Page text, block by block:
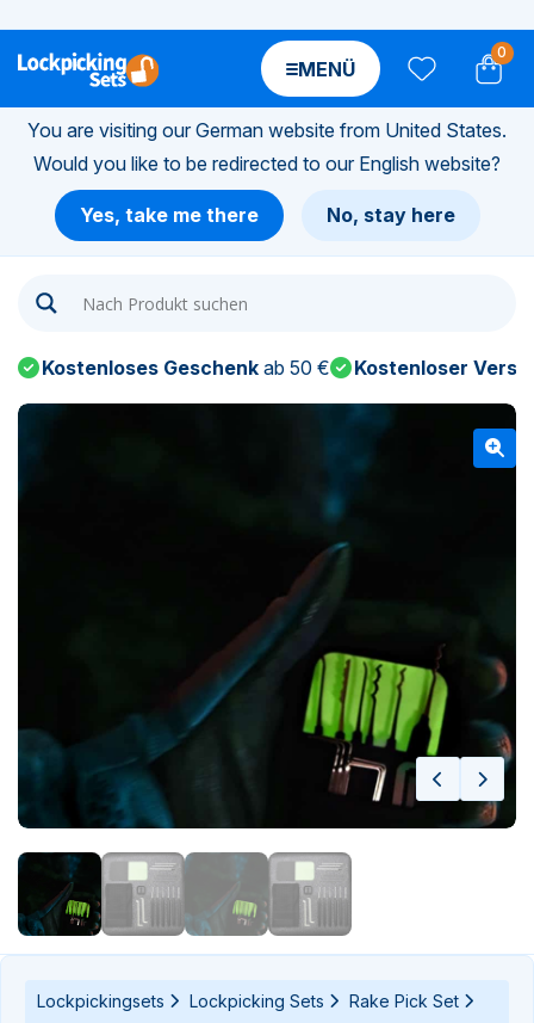
0
MENÜ
You are visiting our German website from United States.
Would you like to be redirected to our English website?
Yes, take me there No, stay here
Kostenloses Geschenk ab 50 € Kostenloser
Lockpickingsets Lockpicking Sets
Rake Pick Set